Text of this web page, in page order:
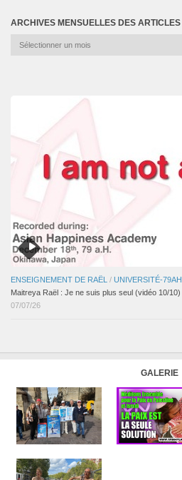
ARCHIVES MENSUELLES DES ARTICLES
Archives
ENSEIGNEMENT DE RAËL / UNIVERSITÉ-79AH
Maitreya Raël : Je ne suis plus seul (vidéo 10/10)
07/07/26
GALERIE